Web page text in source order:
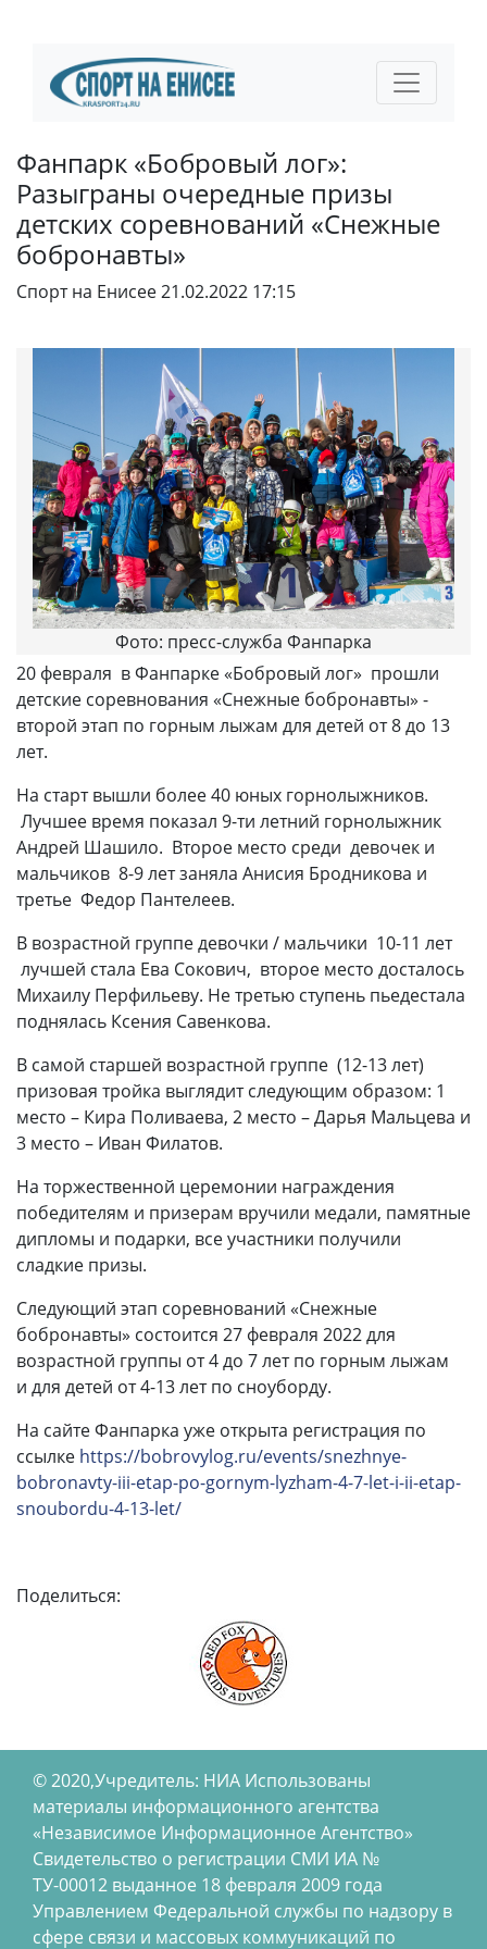
Фанпарк «Бобровый лог»:
Разыграны очередные призы
детских соревнований «Снежные
бобронавты»
Спорт на Енисее21.02.2022 17:15
Фото: пресс-служба Фанпарка
20 февраля в Фанпарке «Бобровый лог» прошли
детские соревнования «Снежные бобронавты» -
второй этап по горным лыжам для детей от 8 до 13
лет.
На старт вышли более 40 юных горнолыжников.
Лучшее время показал 9-ти летний горнолыжник
Андрей Шашило. Второе место среди девочек и
мальчиков 8-9 лет заняла Анисия Бродникова и
третье Федор Пантелеев.
В возрастной группе девочки / мальчики 10-11 лет
лучшей стала Ева Сокович, второе место досталось
Михаилу Перфильеву. Не третью ступень пьедестала
поднялась Ксения Савенкова.
В самой старшей возрастной группе (12-13 лет)
призовая тройка выглядит следующим образом: 1
место – Кира Поливаева, 2 место – Дарья Мальцева и
3 место – Иван Филатов.
На торжественной церемонии награждения
победителям и призерам вручили медали, памятные
дипломы и подарки, все участники получили
сладкие призы.
Следующий этап соревнований «Снежные
бобронавты» состоится 27 февраля 2022 для
возрастной группы от 4 до 7 лет по горным лыжам
и для детей от 4-13 лет по сноуборду.
На сайте Фанпарка уже открыта регистрация по
ссылке https://bobrovylog.ru/events/snezhnye-
bobronavty-iii-etap-po-gornym-lyzham-4-7-let-i-ii-etap-
snoubordu-4-13-let/
Поделиться:
© 2020,Учредитель: НИА Использованы
материалы информационного агентства
«Независимое Информационное Агентство»
Свидетельство о регистрации СМИ ИА №
ТУ-00012 выданное 18 февраля 2009 года
Управлением Федеральной службы по надзору в
сфере связи и массовых коммуникаций по